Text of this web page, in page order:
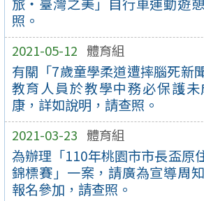
照。
2021-05-12 體育組
有關「7歲童學柔道遭摔腦死新
教育人員於教學中務必保護
康，詳如說明，請查照。
2021-03-23 體育組
為辦理「110年桃園市市長盃原
錦標賽」一案，請廣為宣導周
報名參加，請查照。